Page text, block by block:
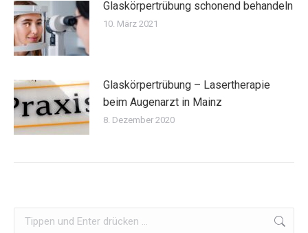
Glaskörpertrübung schonend behandeln
10. März 2021
Glaskörpertrübung – Lasertherapie
beim Augenarzt in Mainz
8. Dezember 2020
Search: